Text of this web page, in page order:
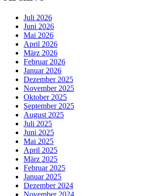
Juli 2026
Juni 2026
Mai 2026
April 2026
März 2026
Februar 2026
Januar 2026
Dezember 2025
November 2025
Oktober 2025
September 2025
August 2025
Juli 2025
Juni 2025
Mai 2025
April 2025
März 2025
Februar 2025
Januar 2025
Dezember 2024